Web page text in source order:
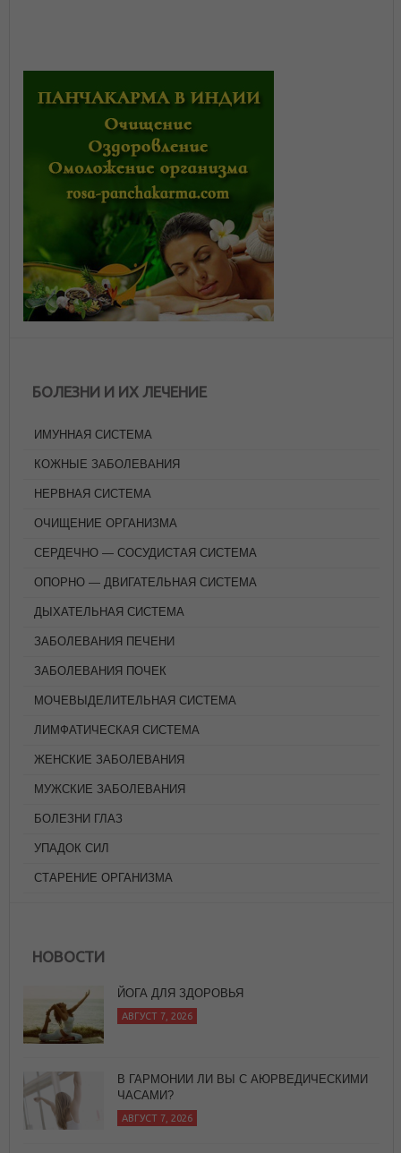
БОЛЕЗНИ И ИХ ЛЕЧЕНИЕ
ИМУННАЯ СИСТЕМА
КОЖНЫЕ ЗАБОЛЕВАНИЯ
НЕРВНАЯ СИСТЕМА
ОЧИЩЕНИЕ ОРГАНИЗМА
СЕРДЕЧНО — СОСУДИСТАЯ СИСТЕМА
ОПОРНО — ДВИГАТЕЛЬНАЯ СИСТЕМА
ДЫХАТЕЛЬНАЯ СИСТЕМА
ЗАБОЛЕВАНИЯ ПЕЧЕНИ
ЗАБОЛЕВАНИЯ ПОЧЕК
МОЧЕВЫДЕЛИТЕЛЬНАЯ СИСТЕМА
ЛИМФАТИЧЕСКАЯ СИСТЕМА
ЖЕНСКИЕ ЗАБОЛЕВАНИЯ
МУЖСКИЕ ЗАБОЛЕВАНИЯ
БОЛЕЗНИ ГЛАЗ
УПАДОК СИЛ
СТАРЕНИЕ ОРГАНИЗМА
НОВОСТИ
ЙОГА ДЛЯ ЗДОРОВЬЯ
АВГУСТ 7, 2026
В ГАРМОНИИ ЛИ ВЫ С АЮРВЕДИЧЕСКИМИ
ЧАСАМИ?
АВГУСТ 7, 2026